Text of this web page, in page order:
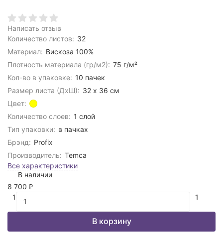
Написать отзыв
Количество листов: 32
Материал: Вискоза 100%
Плотность материала (гр/м2): 75 г/м²
Кол-во в упаковке: 10 пачек
Размер листа (ДхШ): 32 х 36 см
Цвет:
Количество слоев: 1 слой
Тип упаковки: в пачках
Брэнд: Profix
Производитель: Temca
Все характеристики
В наличии
8 700 ₽
1 1
В корзину